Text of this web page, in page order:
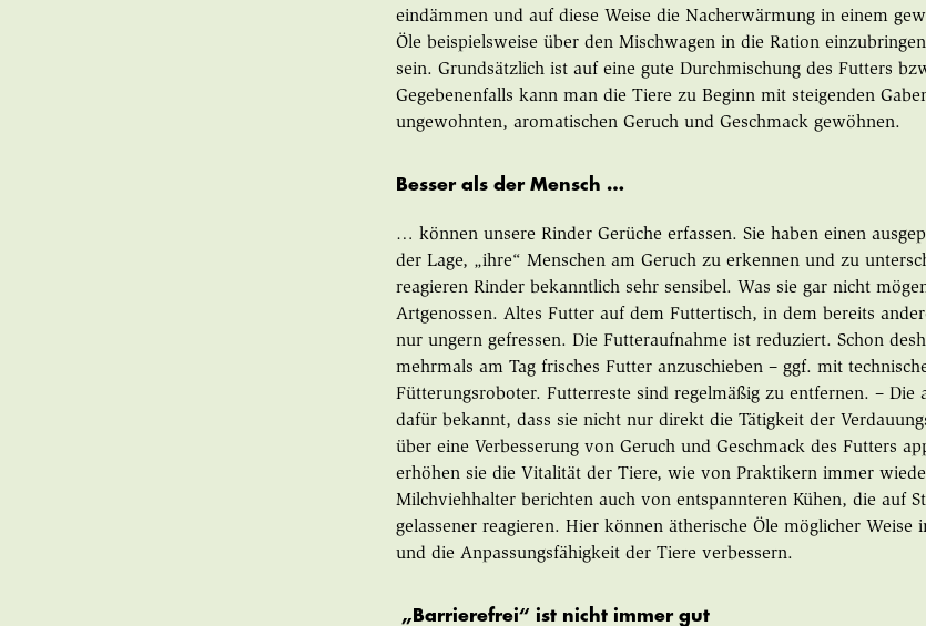
eindämmen und auf diese Weise die Nacherwärmung in einem
Öle beispielsweise über den Mischwagen in die Ration
sein. Grundsätzlich ist auf eine gute Durchmischung des Futters
Gegebenenfalls kann man die Tiere zu Beginn mit steigenden
ungewohnten, aromatischen Geruch und Geschmack gewöhnen.
Besser als der Mensch …
… können unsere Rinder Gerüche erfassen. Sie haben einen
der Lage, „ihre“ Menschen am Geruch zu erkennen und zu
reagieren Rinder bekanntlich sehr sensibel. Was sie gar nicht
Artgenossen. Altes Futter auf dem Futtertisch, in dem bereits
nur ungern gefressen. Die Futteraufnahme ist reduziert. Schon
mehrmals am Tag frisches Futter anzuschieben – ggf. mit
Fütterungsroboter. Futterreste sind regelmäßig zu entfernen. – Die
dafür bekannt, dass sie nicht nur direkt die Tätigkeit der
über eine Verbesserung von Geruch und Geschmack des Futters
erhöhen sie die Vitalität der Tiere, wie von Praktikern immer
Milchviehhalter berichten auch von entspannteren Kühen, die auf
gelassener reagieren. Hier können ätherische Öle möglicher Weise
und die Anpassungsfähigkeit der Tiere verbessern.
„Barrierefrei“ ist nicht immer gut